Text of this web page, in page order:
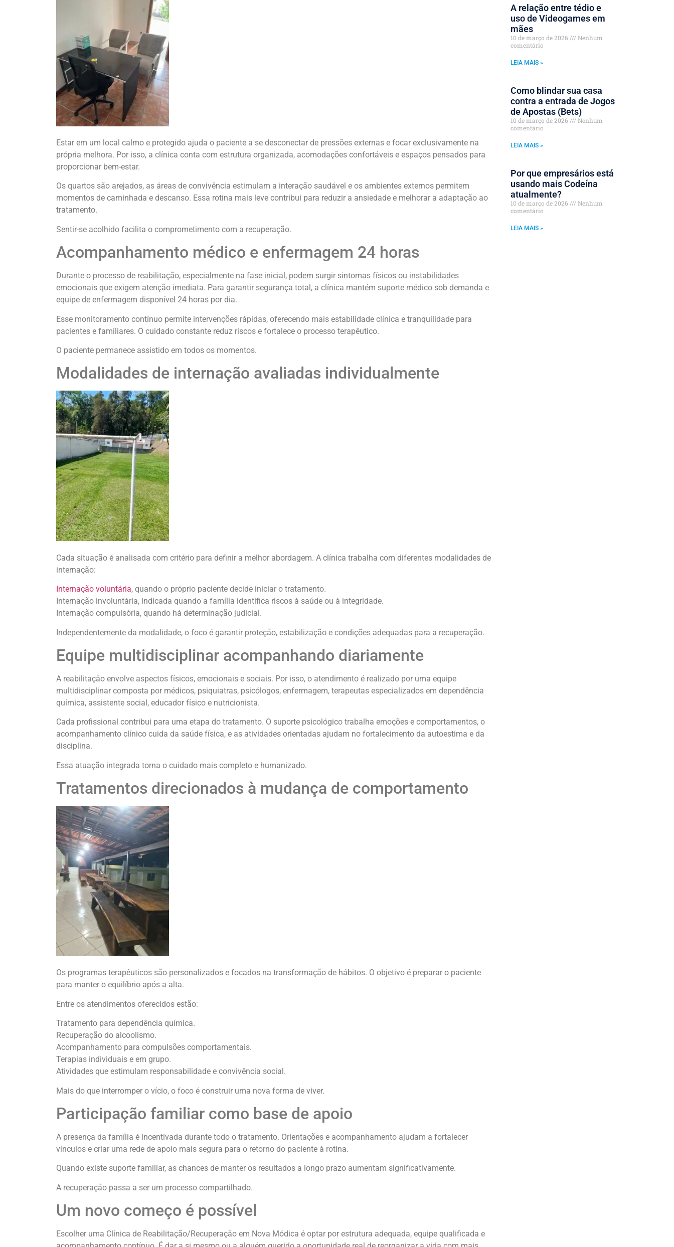
Estar em um local calmo e protegido ajuda o paciente a se desconectar de pressões externas e focar exclusivamente na
própria melhora. Por isso, a clínica conta com estrutura organizada, acomodações confortáveis e espaços pensados para
proporcionar bem-estar.
Os quartos são arejados, as áreas de convivência estimulam a interação saudável e os ambientes externos permitem
momentos de caminhada e descanso. Essa rotina mais leve contribui para reduzir a ansiedade e melhorar a adaptação ao
tratamento.
Sentir-se acolhido facilita o comprometimento com a recuperação.
Acompanhamento médico e enfermagem 24 horas
Durante o processo de reabilitação, especialmente na fase inicial, podem surgir sintomas físicos ou instabilidades
emocionais que exigem atenção imediata. Para garantir segurança total, a clínica mantém suporte médico sob demanda e
equipe de enfermagem disponível 24 horas por dia.
Esse monitoramento contínuo permite intervenções rápidas, oferecendo mais estabilidade clínica e tranquilidade para
pacientes e familiares. O cuidado constante reduz riscos e fortalece o processo terapêutico.
O paciente permanece assistido em todos os momentos.
Modalidades de internação avaliadas individualmente
Cada situação é analisada com critério para definir a melhor abordagem. A clínica trabalha com diferentes modalidades de
internação:
Internação voluntária, quando o próprio paciente decide iniciar o tratamento.
Internação involuntária, indicada quando a família identifica riscos à saúde ou à integridade.
Internação compulsória, quando há determinação judicial.
Independentemente da modalidade, o foco é garantir proteção, estabilização e condições adequadas para a recuperação.
Equipe multidisciplinar acompanhando diariamente
A reabilitação envolve aspectos físicos, emocionais e sociais. Por isso, o atendimento é realizado por uma equipe
multidisciplinar composta por médicos, psiquiatras, psicólogos, enfermagem, terapeutas especializados em dependência
química, assistente social, educador físico e nutricionista.
Cada profissional contribui para uma etapa do tratamento. O suporte psicológico trabalha emoções e comportamentos, o
acompanhamento clínico cuida da saúde física, e as atividades orientadas ajudam no fortalecimento da autoestima e da
disciplina.
Essa atuação integrada torna o cuidado mais completo e humanizado.
Tratamentos direcionados à mudança de comportamento
Os programas terapêuticos são personalizados e focados na transformação de hábitos. O objetivo é preparar o paciente
para manter o equilíbrio após a alta.
Entre os atendimentos oferecidos estão:
Tratamento para dependência química.
Recuperação do alcoolismo.
Acompanhamento para compulsões comportamentais.
Terapias individuais e em grupo.
Atividades que estimulam responsabilidade e convivência social.
Mais do que interromper o vício, o foco é construir uma nova forma de viver.
Participação familiar como base de apoio
A presença da família é incentivada durante todo o tratamento. Orientações e acompanhamento ajudam a fortalecer
vínculos e criar uma rede de apoio mais segura para o retorno do paciente à rotina.
Quando existe suporte familiar, as chances de manter os resultados a longo prazo aumentam significativamente.
A recuperação passa a ser um processo compartilhado.
Um novo começo é possível
Escolher uma Clínica de Reabilitação/Recuperação em Nova Módica é optar por estrutura adequada, equipe qualificada e
A relação entre tédio e
uso de Videogames em
mães
10 de março de 2026
Nenhum
comentário
LEIA MAIS »
Como blindar sua casa
contra a entrada de Jogos
de Apostas (Bets)
10 de março de 2026
Nenhum
comentário
LEIA MAIS »
Por que empresários está
usando mais Codeína
atualmente?
10 de março de 2026
Nenhum
comentário
LEIA MAIS »